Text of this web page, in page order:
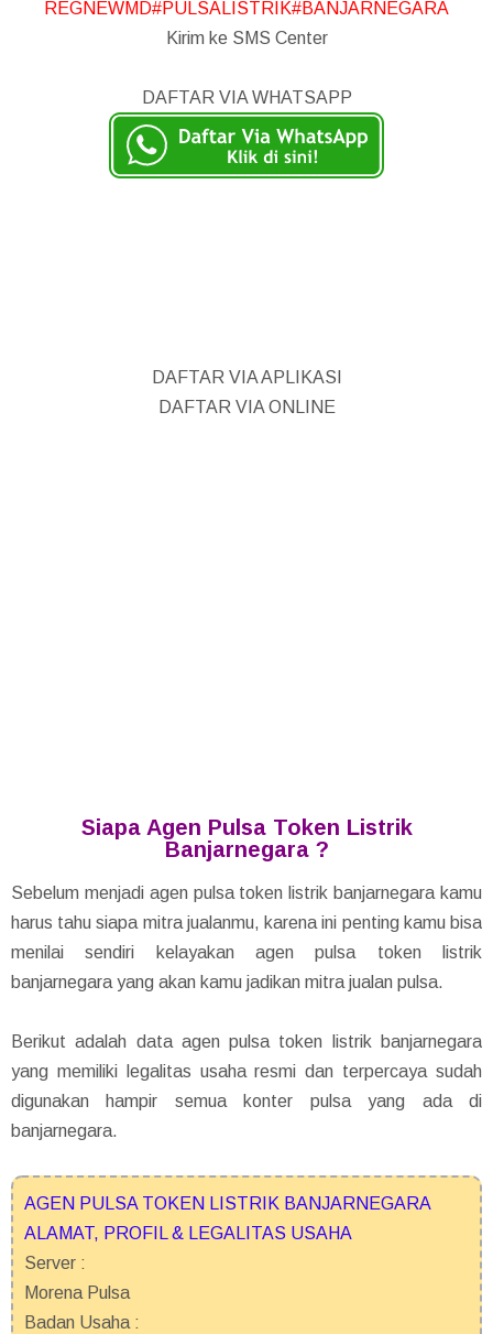
REGNEWMD#PULSALISTRIK#BANJARNEGARA
Kirim ke SMS Center
DAFTAR VIA WHATSAPP
DAFTAR VIA APLIKASI
DAFTAR VIA ONLINE
Siapa Agen Pulsa Token Listrik
Banjarnegara ?
Sebelum menjadi agen pulsa token listrik banjarnegara kamu
harus tahu siapa mitra jualanmu, karena ini penting kamu bisa
menilai sendiri kelayakan agen pulsa token listrik
banjarnegara yang akan kamu jadikan mitra jualan pulsa.
Berikut adalah data agen pulsa token listrik banjarnegara
yang memiliki legalitas usaha resmi dan terpercaya sudah
digunakan hampir semua konter pulsa yang ada di
banjarnegara.
AGEN PULSA TOKEN LISTRIK BANJARNEGARA
ALAMAT, PROFIL & LEGALITAS USAHA
Server :
Morena Pulsa
Badan Usaha :